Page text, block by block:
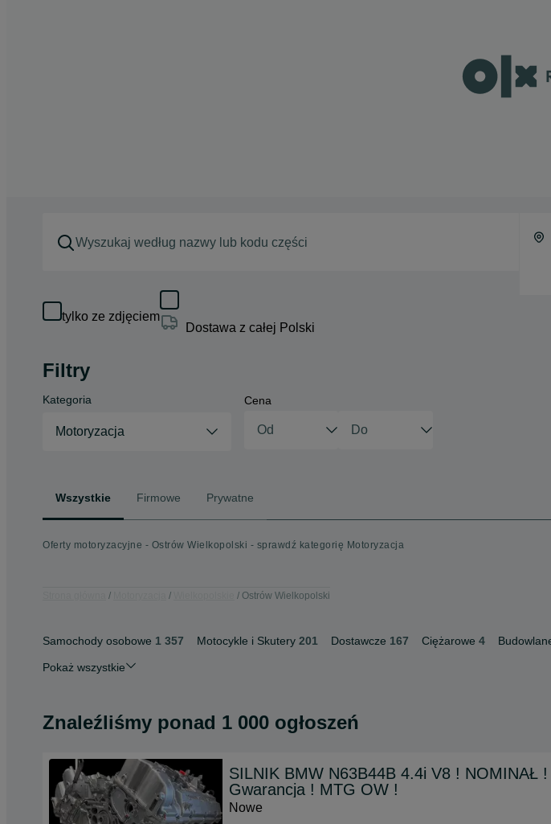
tylko ze zdjęciem
Dostawa z całej Polski
Filtry
Kategoria
Motoryzacja
Cena
Wszystkie Firmowe Prywatne
Oferty motoryzacyjne - Ostrów Wielkopolski - sprawdź kategorię Motoryzacja
Ostrów Wielkopolski
Samochody osobowe 1 357 Motocykle i Skutery 201 Dostawcze 167 Ciężarowe 4
Pokaż wszystkie
Znaleźliśmy ponad 1 000 ogłoszeń
SILNIK BMW N63B44B 4.4i V8 ! NOMINAŁ !
Gwarancja ! MTG OW !
Nowe